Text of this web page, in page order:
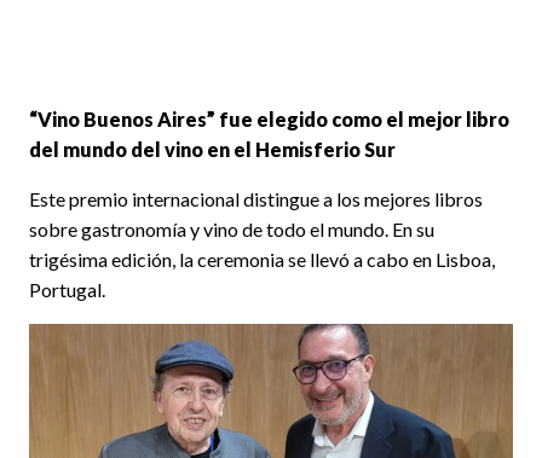
“Vino Buenos Aires” fue elegido como el mejor libro
del mundo del vino en el Hemisferio Sur
Este premio internacional distingue a los mejores libros
sobre gastronomía y vino de todo el mundo. En su
trigésima edición, la ceremonia se llevó a cabo en Lisboa,
Portugal.